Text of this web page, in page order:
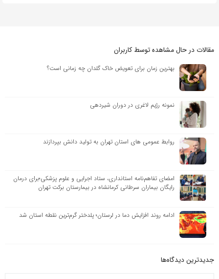
مقالات در حال مشاهده توسط کاربران
بهترین زمان برای تعویض خاک گلدان چه زمانی است؟
نمونه رژیم لاغری در دوران شیردهی
روابط عمومی های استان تهران به تولید دانش بپردازند
امضای تفاهم‌نامه استانداری، ستاد اجرایی و علوم پزشکی؛برای درمان
رایگان بیماران سرطانی کرمانشاه در بیمارستان برکت تهران
ادامه روند افزایش دما در لرستان؛ پلدختر گرم‌ترین نقطه استان شد
جدیدترین دیدگاه‌‌ها